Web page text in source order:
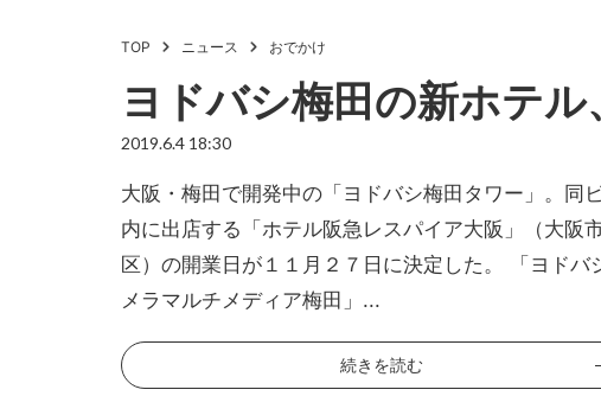
TOP ニュース おでかけ
ヨドバシ梅田の新ホテル
2019.6.4 18:30
大阪・梅田で開発中の「ヨドバシ梅田タワー」。同
内に出店する「ホテル阪急レスパイア大阪」（大阪
区）の開業日が１１月２７日に決定した。 「ヨドバ
メラマルチメディア梅田」...
続きを読む